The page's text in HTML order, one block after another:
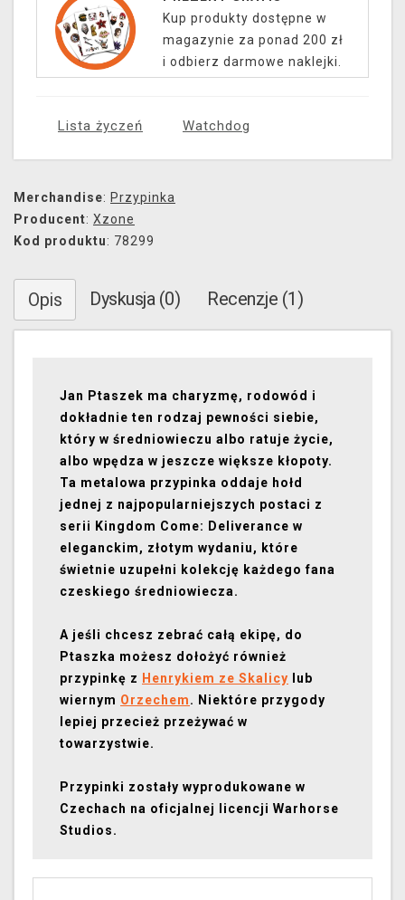
Kup produkty dostępne w
magazynie za ponad 200 zł
i odbierz darmowe naklejki.
Lista życzeń Watchdog
Merchandise: Przypinka
Producent: Xzone
Kod produktu: 78299
Opis Dyskusja (0) Recenzje (1)
Jan Ptaszek ma charyzmę, rodowód i
dokładnie ten rodzaj pewności siebie,
który w średniowieczu albo ratuje życie,
albo wpędza w jeszcze większe kłopoty.
Ta metalowa przypinka oddaje hołd
jednej z najpopularniejszych postaci z
serii Kingdom Come: Deliverance w
eleganckim, złotym wydaniu, które
świetnie uzupełni kolekcję każdego fana
czeskiego średniowiecza.
A jeśli chcesz zebrać całą ekipę, do
Ptaszka możesz dołożyć również
przypinkę z Henrykiem ze Skalicy lub
wiernym Orzechem. Niektóre przygody
lepiej przecież przeżywać w
towarzystwie.
Przypinki zostały wyprodukowane w
Czechach na oficjalnej licencji Warhorse
Studios.